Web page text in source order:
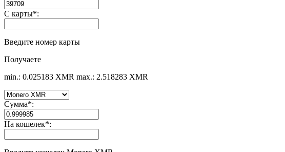
С карты*:
Введите номер карты
Получаете
min.: 0.025183 XMR max.: 2.518283 XMR
Сумма*:
На кошелек*: